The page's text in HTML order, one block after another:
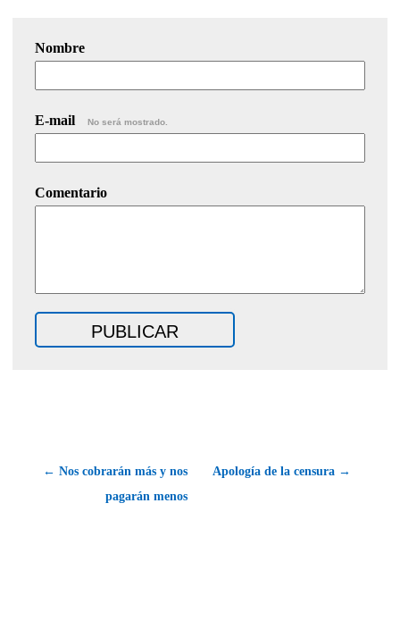
Nombre
E-mail No será mostrado.
Comentario
← Nos cobrarán más y nos
pagarán menos
Apología de la censura →